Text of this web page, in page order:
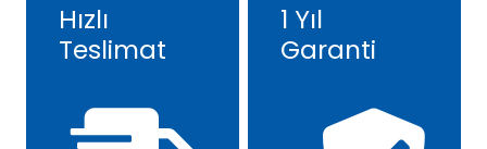
Hızlı
Teslimat
1 Yıl
Garanti